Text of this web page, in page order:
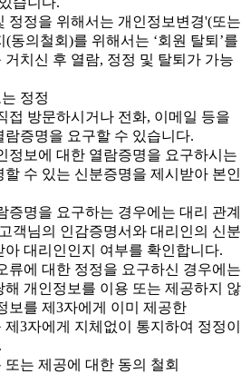
정정을 위해서는 개인정보변경'(또는
동의철회)를 위해서는 ‘회원 탈퇴’를
치신 후 열람, 정정 및 탈퇴가 가능
정정
접 방문하시거나 전화, 이메일 등을
증명을 요구할 수 있습니다.
정보에 대한 열람증명을 요구하시는
수 있는 신분증명을 제시받아 본인
증명을 요구하는 경우에는 대리 관계
객님의 인감증명서와 대리인의 신분
대리인인지 여부를 확인합니다.
류에 대한 정정을 요구하신 경우에는
개인정보를 이용 또는 제공하지 않
보를 제3자에게 이미 제공한
3자에게 지체없이 통지하여 정정이
는 제공에 대한 동의 철회